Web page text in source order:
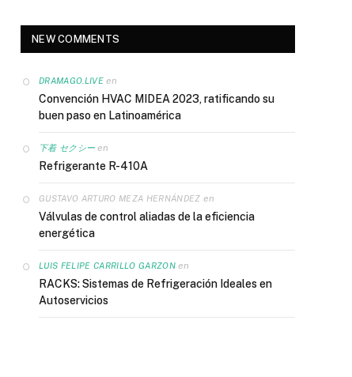
NEW COMMENTS
DRAMAGO.LIVEen
Convención HVAC MIDEA 2023, ratificando su
buen paso en Latinoamérica
下着 セクシー en
Refrigerante R-410A
GUSTAVO ARTURO MEZA HERNÁNDEZ en
Válvulas de control aliadas de la eficiencia
energética
LUIS FELIPE CARRILLO GARZONen
RACKS: Sistemas de Refrigeración Ideales en
Autoservicios